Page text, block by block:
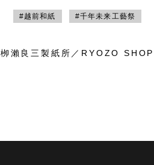
#越前和紙 #千年未来工藝祭
栁瀨良三製紙所／RYOZO SHOP